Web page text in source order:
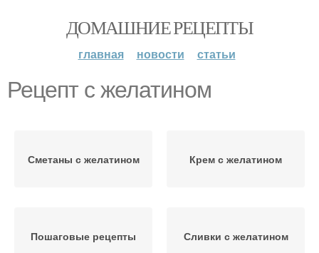
ДОМАШНИЕ РЕЦЕПТЫ
главная новости статьи
Рецепт с желатином
Сметаны с желатином Крем с желатином
Пошаговые рецепты Сливки с желатином